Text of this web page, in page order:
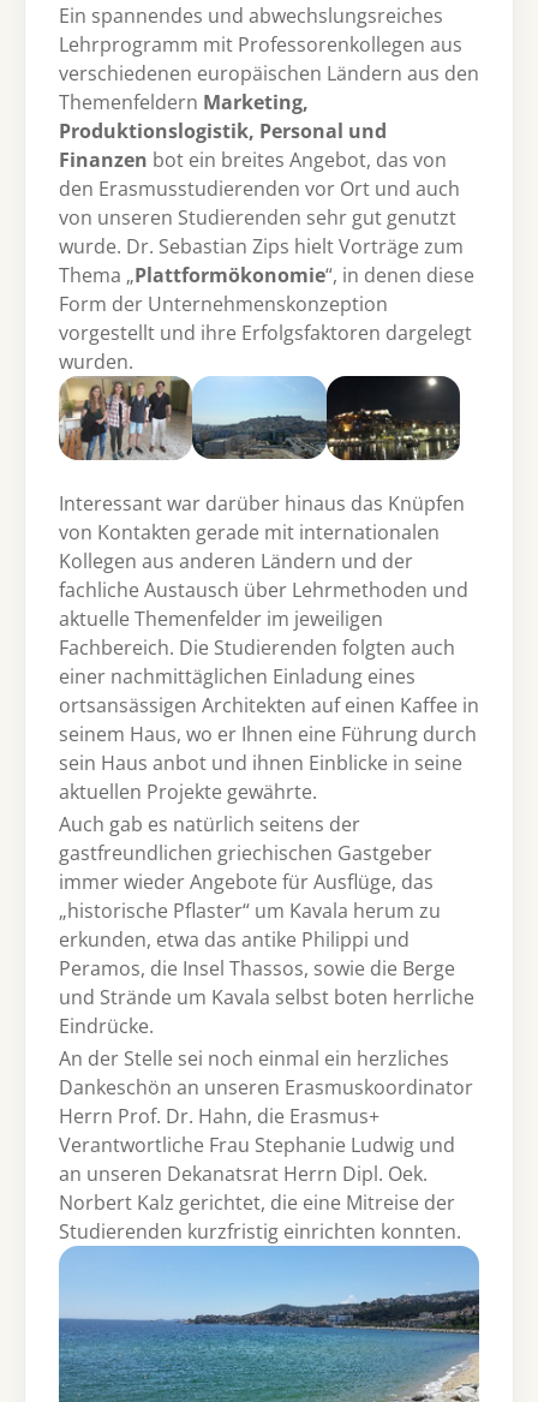
Show larger versionShow larger versionShow larger version
Ein spannendes und abwechslungsreiches
Lehrprogramm mit Professorenkollegen aus
verschiedenen europäischen Ländern aus den
Themenfeldern Marketing,
Produktionslogistik, Personal und
Finanzen bot ein breites Angebot, das von
den Erasmusstudierenden vor Ort und auch
von unseren Studierenden sehr gut genutzt
wurde. Dr. Sebastian Zips hielt Vorträge zum
Thema „Plattformökonomie“, in denen diese
Form der Unternehmenskonzeption
vorgestellt und ihre Erfolgsfaktoren dargelegt
wurden.
Interessant war darüber hinaus das Knüpfen
von Kontakten gerade mit internationalen
Kollegen aus anderen Ländern und der
fachliche Austausch über Lehrmethoden und
aktuelle Themenfelder im jeweiligen
Fachbereich. Die Studierenden folgten auch
einer nachmittäglichen Einladung eines
ortsansässigen Architekten auf einen Kaffee in
seinem Haus, wo er Ihnen eine Führung durch
sein Haus anbot und ihnen Einblicke in seine
aktuellen Projekte gewährte.
Auch gab es natürlich seitens der
gastfreundlichen griechischen Gastgeber
immer wieder Angebote für Ausflüge, das
„historische Pflaster“ um Kavala herum zu
erkunden, etwa das antike Philippi und
Peramos, die Insel Thassos, sowie die Berge
und Strände um Kavala selbst boten herrliche
Eindrücke.
An der Stelle sei noch einmal ein herzliches
Dankeschön an unseren Erasmuskoordinator
Herrn Prof. Dr. Hahn, die Erasmus+
Verantwortliche Frau Stephanie Ludwig und
an unseren Dekanatsrat Herrn Dipl. Oek.
Norbert Kalz gerichtet, die eine Mitreise der
Studierenden kurzfristig einrichten konnten.
Show larger version